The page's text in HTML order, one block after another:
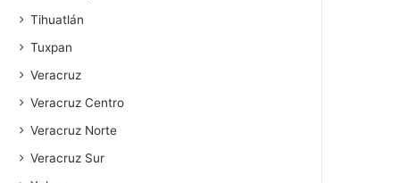
Tihuatlán
Tuxpan
Veracruz
Veracruz Centro
Veracruz Norte
Veracruz Sur